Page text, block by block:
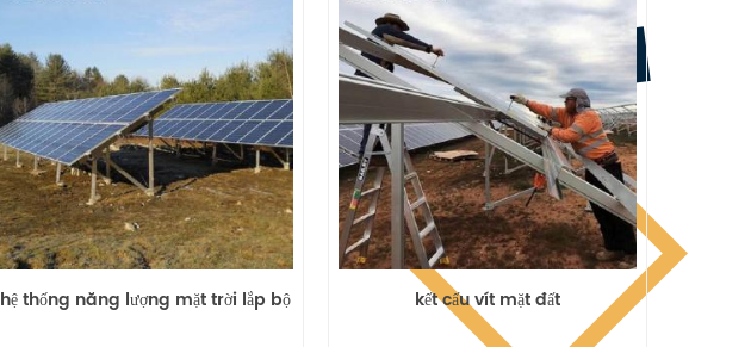
hệ thống năng lượng mặt trời lắp bộ kết cấu vít mặt đất